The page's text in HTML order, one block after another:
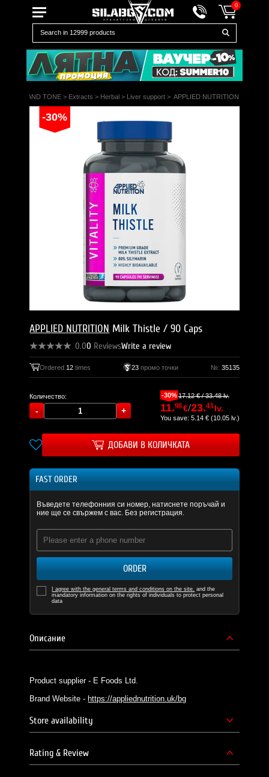
0
HEALTH AND TONE > Extracts > Herbal > Liver support > APPLIED NUTRITION
-30%
APPLIED NUTRITION Milk Thistle / 90 Caps
0.00 ReviewsWrite a review
Ordered 12 times 23промо точки №: 35135
Количество: -30%17.12 € / 33.48 lv.
11.98€/23.43 lv.
You save: 5.14 € (10.05 lv.)
ДОБАВИ В КОЛИЧКАТА
FAST ORDER
Въведете телефонния си номер, натиснете поръчай и
ние ще се свържем с вас. Без регистрация.
ORDER
I agree with the general terms and conditions on the site. and the
mandatory information on the rights of individuals to protect personal
data
Описание
Product supplier - E Foods Ltd.
Brand Website - https://appliednutrition.uk/bg
Store availability
Rating & Review